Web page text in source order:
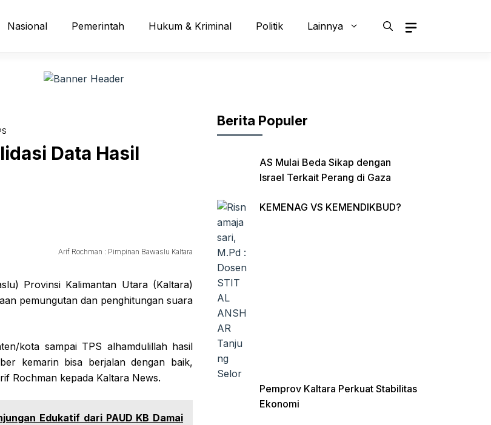
Nasional Pemerintah Hukum & Kriminal Politik Lainnya
Data Hasil
Arif Rochman : Pimpinan Bawaslu Kaltara
Provinsi Kalimantan Utara (Kaltara)
pemungutan dan penghitungan suara
kota sampai TPS alhamdulillah hasil
kemarin bisa berjalan dengan baik,
Rochman kepada Kaltara News.
Edukatif dari PAUD KB Damai
Berita Populer
AS Mulai Beda Sikap dengan
Israel Terkait Perang di Gaza
KEMENAG VS KEMENDIKBUD?
Pemprov Kaltara Perkuat Stabilitas
Ekonomi